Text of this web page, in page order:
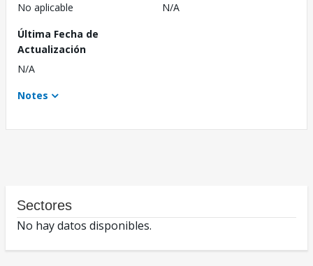
No aplicable
N/A
Última Fecha de
Actualización
N/A
Notes
Sectores
No hay datos disponibles.